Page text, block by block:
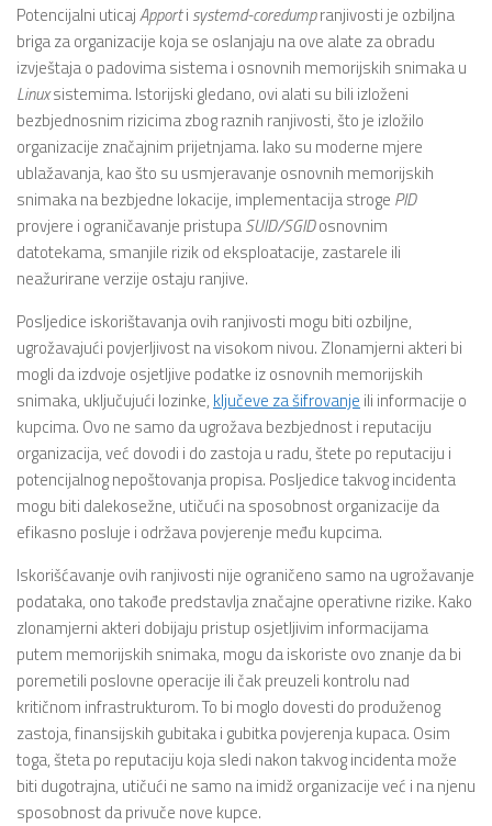
Potencijalni uticajApporti systemd-coredumpranjivosti je ozbiljna
briga za organizacije koja se oslanjaju na ove alate za obradu
izvještaja o padovima sistema i osnovnih memorijskih snimaka u
Linuxsistemima. Istorijski gledano, ovi alati su bili izloženi
bezbjednosnim rizicima zbog raznih ranjivosti, što je izložilo
organizacije značajnim prijetnjama. Iako su moderne mjere
ublažavanja, kao što su usmjeravanje osnovnih memorijskih
snimaka na bezbjedne lokacije, implementacija stroge PID
provjere i ograničavanje pristupaSUID/SGIDosnovnim
datotekama, smanjile rizik od eksploatacije, zastarele ili
neažurirane verzije ostaju ranjive.
Posljedice iskorištavanja ovih ranjivosti mogu biti ozbiljne,
ugrožavajući povjerljivost na visokom nivou. Zlonamjerni akteri bi
mogli da izdvoje osjetljive podatke iz osnovnih memorijskih
snimaka, uključujući lozinke, ključeve za šifrovanje ili informacije o
kupcima. Ovo ne samo da ugrožava bezbjednost i reputaciju
organizacija, već dovodi i do zastoja u radu, štete po reputaciju i
potencijalnog nepoštovanja propisa. Posljedice takvog incidenta
mogu biti dalekosežne, utičući na sposobnost organizacije da
efikasno posluje i održava povjerenje među kupcima.
Iskorišćavanje ovih ranjivosti nije ograničeno samo na ugrožavanje
podataka, ono takođe predstavlja značajne operativne rizike. Kako
zlonamjerni akteri dobijaju pristup osjetljivim informacijama
putem memorijskih snimaka, mogu da iskoriste ovo znanje da bi
poremetili poslovne operacije ili čak preuzeli kontrolu nad
kritičnom infrastrukturom. To bi moglo dovesti do produženog
zastoja, finansijskih gubitaka i gubitka povjerenja kupaca. Osim
toga, šteta po reputaciju koja sledi nakon takvog incidenta može
biti dugotrajna, utičući ne samo na imidž organizacije već i na njenu
sposobnost da privuče nove kupce.